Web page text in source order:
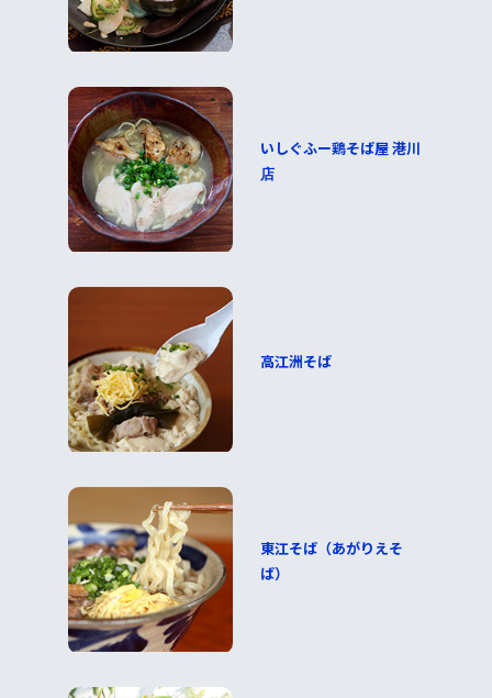
いしぐふー鶏そば屋 港川
店
高江洲そば
東江そば（あがりえそ
ば）